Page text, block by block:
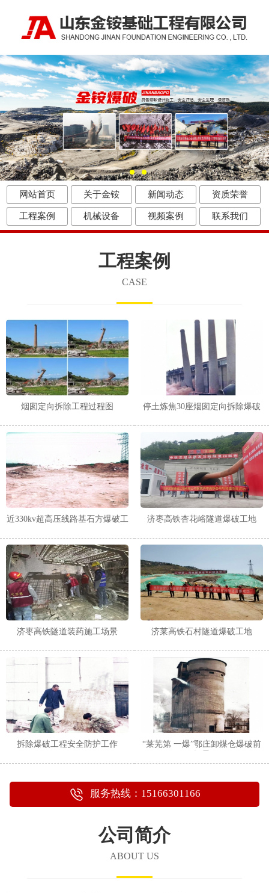
2
网站首页 关于金铵 新闻动态 资质荣誉
工程案例 机械设备 视频案例 联系我们
工程案例
CASE
烟囱定向拆除工程过程图
停土炼焦30座烟囱定向拆除爆破
近330kv超高压线路基石方爆破工
济枣高铁杏花峪隧道爆破工地
济枣高铁隧道装药施工场景 济莱高铁石村隧道爆破工地
拆除爆破工程安全防护工作
“莱芜第 一爆”鄂庄卸煤仓爆破前
服务热线：15166301166
公司简介
ABOUT US